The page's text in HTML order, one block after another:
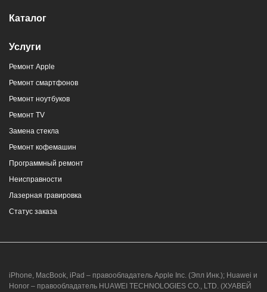
Каталог
Услуги
Ремонт Apple
Ремонт смартфонов
Ремонт ноутбуков
Ремонт TV
Замена стекла
Ремонт кофемашин
Программный ремонт
Неисправности
Лазерная гравировка
Статус заказа
iPhone, MacBook, iPad – правообладатель Apple Inc. (Эпл Инк.); Huawei и
Honor – правообладатель HUAWEI TECHNOLOGIES CO., LTD. (ХУАВЕЙ